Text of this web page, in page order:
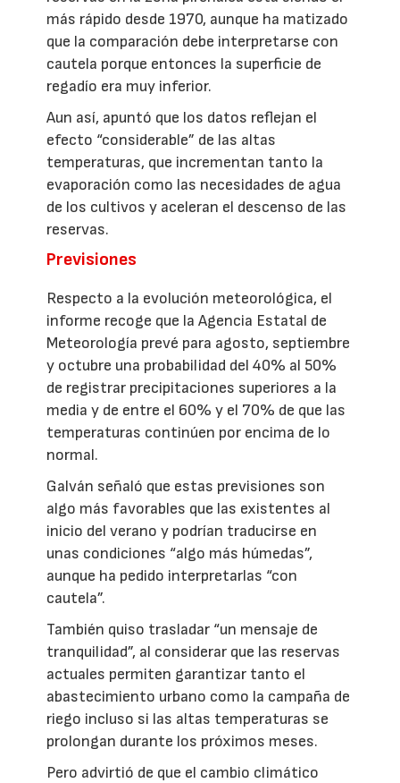
más rápido desde 1970, aunque ha matizado
que la comparación debe interpretarse con
cautela porque entonces la superficie de
regadío era muy inferior.
Aun así, apuntó que los datos reflejan el
efecto “considerable” de las altas
temperaturas, que incrementan tanto la
evaporación como las necesidades de agua
de los cultivos y aceleran el descenso de las
reservas.
Previsiones
Respecto a la evolución meteorológica, el
informe recoge que la Agencia Estatal de
Meteorología prevé para agosto, septiembre
y octubre una probabilidad del 40% al 50%
de registrar precipitaciones superiores a la
media y de entre el 60% y el 70% de que las
temperaturas continúen por encima de lo
normal.
Galván señaló que estas previsiones son
algo más favorables que las existentes al
inicio del verano y podrían traducirse en
unas condiciones “algo más húmedas”,
aunque ha pedido interpretarlas “con
cautela”.
También quiso trasladar “un mensaje de
tranquilidad”, al considerar que las reservas
actuales permiten garantizar tanto el
abastecimiento urbano como la campaña de
riego incluso si las altas temperaturas se
prolongan durante los próximos meses.
Pero advirtió de que el cambio climático